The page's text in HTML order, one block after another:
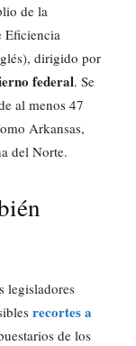
de la
Eficiencia
dirigido por
federal. Se
al menos 47
Arkansas,
del Norte.
legisladores
recortes a
de los